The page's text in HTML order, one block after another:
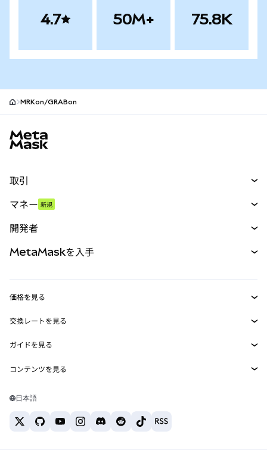
4.7 50M+ 75.8K
MRKon/GRABon
取引
パーペチュアル
RWA
マネー 新規
開発者
MetaMask Connect
Snaps
Web3サービス
MetaMaskを入手
セキュリティ
サポート
キャリア
お問い合わせ
価格を見る
イーサリアムの価格
Solanaの価格
Tetherの価格
交換レートを見る
ETH→USD
USDT→INR
BTC→INR
ETH→USDT
ガイドを見る
ETHの購入
USDTの購入
コンテンツを見る
Solanaウォレット
日本語